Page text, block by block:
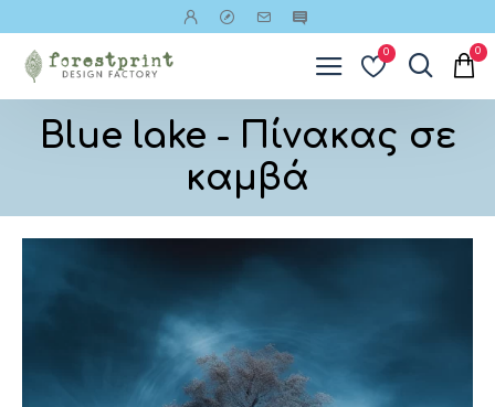
0 0
Blue lake - Πίνακας σε
καμβά